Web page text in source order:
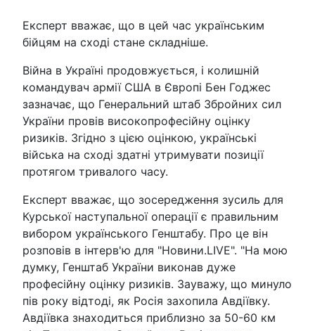
Експерт вважає, що в цей час українським
бійцям на сході стане складніше.
Війна в Україні продовжується, і колишній
командувач армії США в Європі Бен Годжес
зазначає, що Генеральний штаб Збройних сил
України провів високопрофесійну оцінку
ризиків. Згідно з цією оцінкою, українські
війська на сході здатні утримувати позиції
протягом тривалого часу.
Експерт вважає, що зосередження зусиль для
Курської наступальної операції є правильним
вибором українського Генштабу. Про це він
розповів в інтерв'ю для "Новини.LIVE". "На мою
думку, Генштаб України виконав дуже
професійну оцінку ризиків. Зауважу, що минуло
пів року відтоді, як Росія захопила Авдіївку.
Авдіївка знаходиться приблизно за 50-60 км